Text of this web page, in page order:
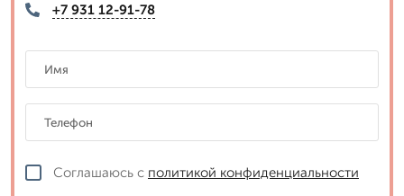
+7 931 12-91-78
Соглашаюсь с политикой конфиденциальности